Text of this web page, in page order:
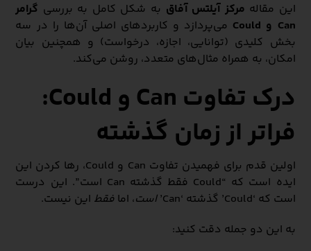
این مقاله مرکز آیلتس آفاق به شکل کامل به بررسی گرامر
Can و Could
می‌پردازد و کاربردهای اصلی آن‌ها را در سه
بخش کلیدی (توانایی، اجازه، درخواست) و همچنین بیان
امکان، به همراه مثال‌های متعدد، روشن می‌کند.
درک تفاوت Can و Could:
فراتر از زمان گذشته
اولین قدم برای فهمیدن تفاوت Can و Could، رها کردن این
ایده است که “Could فقط گذشته Can است”. این درست
است که ‘Could’ گذشته ‘Can’
است، امافقط این نیست.
به این دو جمله دقت کنید: